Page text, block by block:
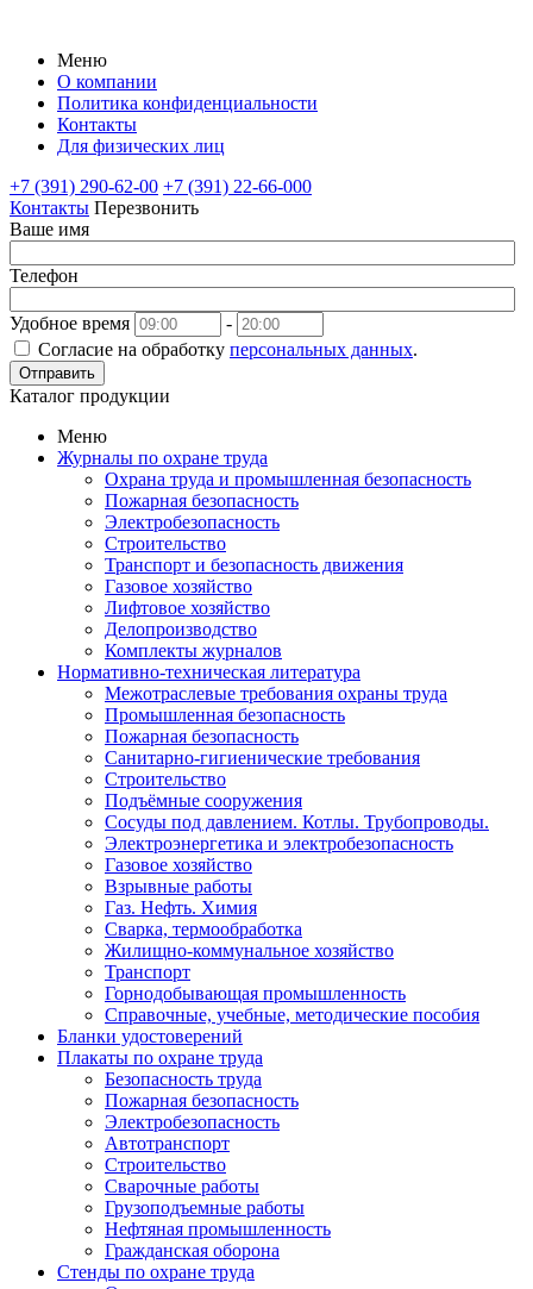
Меню
О компании
Политика конфиденциальности
Контакты
Для физических лиц
+7 (391) 290-62-00 +7 (391) 22-66-000
Контакты Перезвонить
Ваше имя
Телефон
Удобное время
-
Согласие на обработку персональных данных.
Отправить
Каталог продукции
Меню
Журналы по охране труда
Охрана труда и промышленная безопасность
Пожарная безопасность
Электробезопасность
Строительство
Транспорт и безопасность движения
Газовое хозяйство
Лифтовое хозяйство
Делопроизводство
Комплекты журналов
Нормативно-техническая литература
Межотраслевые требования охраны труда
Промышленная безопасность
Пожарная безопасность
Санитарно-гигиенические требования
Строительство
Подъёмные сооружения
Сосуды под давлением. Котлы. Трубопроводы.
Электроэнергетика и электробезопасность
Газовое хозяйство
Взрывные работы
Газ. Нефть. Химия
Сварка, термообработка
Жилищно-коммунальное хозяйство
Транспорт
Горнодобывающая промышленность
Справочные, учебные, методические пособия
Бланки удостоверений
Плакаты по охране труда
Безопасность труда
Пожарная безопасность
Электробезопасность
Автотранспорт
Строительство
Сварочные работы
Грузоподъемные работы
Нефтяная промышленность
Гражданская оборона
Стенды по охране труда